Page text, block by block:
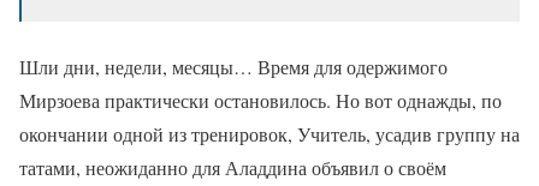
Шли дни, недели, месяцы… Время для одержимого
Мирзоева практически остановилось. Но вот однажды, по
окончании одной из тренировок, Учитель, усадив группу на
татами, неожиданно для Аладдина объявил о своём